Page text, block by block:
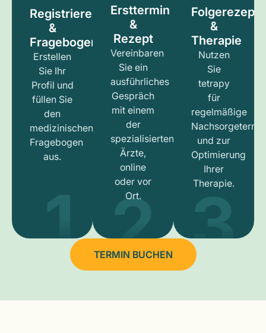
Registrieren
&
Fragebogen
Erstellen
Sie Ihr
Profil und
füllen Sie
den
medizinischen
Fragebogen
aus.
1
Ersttermin
&
Rezept
Vereinbaren
Sie ein
ausführliches
Gespräch
mit einem
der
spezialisierten
Ärzte,
online
oder vor
Ort.
2
Folgerezept
&
Therapie
Nutzen
Sie
tetrapy
für
regelmäßige
und zur
Optimierung
Ihrer
Therapie.
3
TERMIN BUCHEN